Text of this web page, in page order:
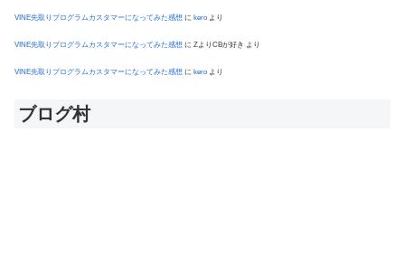
VINE先取りプログラムカスタマーになってみた感想 に kero より
VINE先取りプログラムカスタマーになってみた感想 に ZよりCBが好き より
VINE先取りプログラムカスタマーになってみた感想 に kero より
ブログ村